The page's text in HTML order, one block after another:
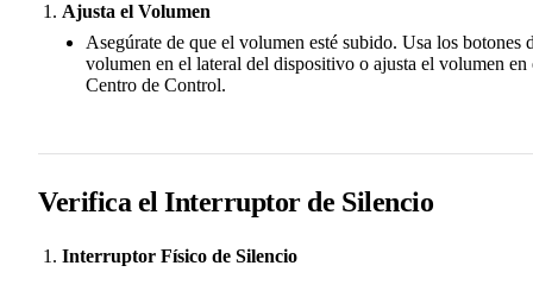
Ajusta el Volumen
Asegúrate de que el volumen esté subido. Usa los botones
volumen en el lateral del dispositivo o ajusta el volumen en
Centro de Control.
Verifica el Interruptor de Silencio
Interruptor Físico de Silencio